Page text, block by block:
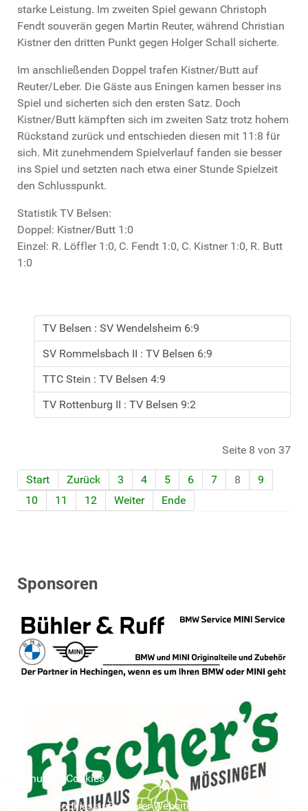
starke Leistung. Im zweiten Spiel gewann Christoph
Fendt souverän gegen Martin Reuter, während Christian
Kistner den dritten Punkt gegen Holger Schall sicherte.
Im anschließenden Doppel trafen Kistner/Butt auf
Reuter/Leber. Die Gäste aus Eningen kamen besser ins
Spiel und sicherten sich den ersten Satz. Doch
Kistner/Butt kämpften sich im zweiten Satz trotz hohem
Rückstand zurück und entschieden diesen mit 11:8 für
sich. Mit zunehmendem Spielverlauf fanden sie besser
ins Spiel und setzten nach etwa einer Stunde Spielzeit
den Schlusspunkt.
Statistik TV Belsen:
Doppel: Kistner/Butt 1:0
Einzel: R. Löffler 1:0, C. Fendt 1:0, C. Kistner 1:0, R. Butt
1:0
TV Belsen : SV Wendelsheim 6:9
SV Rommelsbach II : TV Belsen 6:9
TTC Stein : TV Belsen 4:9
TV Rottenburg II : TV Belsen 9:2
Seite 8 von 37
Start Zurück 3 4 5 6 7 8
9
10
11 12 Weiter Ende
Sponsoren
Wir benutzen Cookies
Wir nutzen Cookies auf unserer Website. Einige von ihnen sind